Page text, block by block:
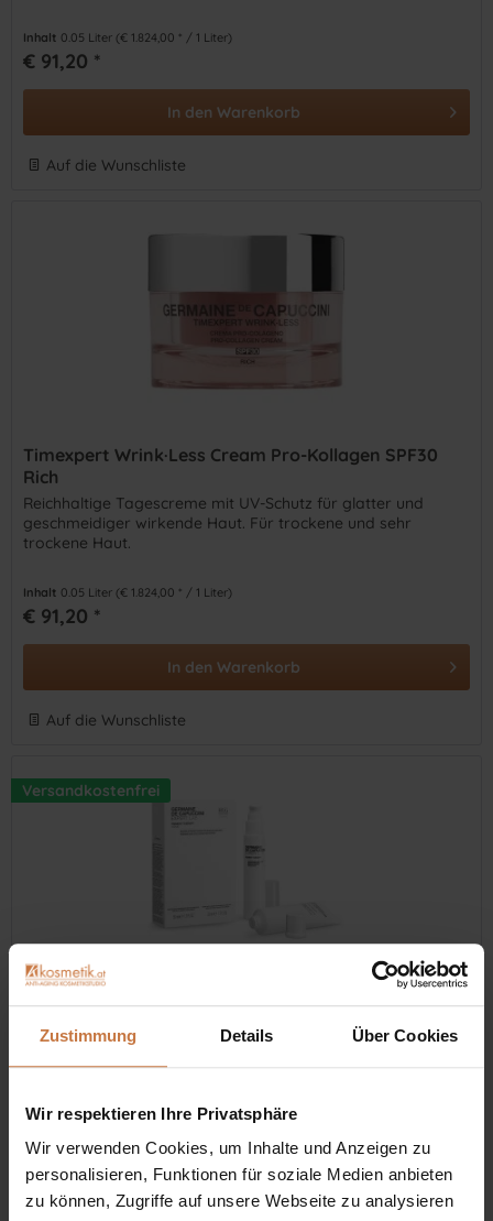
Zustimmung Details Über Cookies
Wir respektieren Ihre Privatsphäre
Wir verwenden Cookies, um Inhalte und Anzeigen zu
personalisieren, Funktionen für soziale Medien anbieten
zu können, Zugriffe auf unsere Webseite zu analysieren
Inhalt 0.05 Liter (€ 1.824,00 * / 1 Liter)
€ 91,20 *
In den Warenkorb
Auf die Wunschliste
Timexpert Wrink·Less Cream Pro-Kollagen SPF30
Rich
Reichhaltige Tagescreme mit UV-Schutz für glatter und
geschmeidiger wirkende Haut. Für trockene und sehr
trockene Haut.
Inhalt 0.05 Liter (€ 1.824,00 * / 1 Liter)
€ 91,20 *
In den Warenkorb
Auf die Wunschliste
Versandkostenfrei
Expert LAB Pigment Therapy System Set /...
Inhalt0.1 Liter(€ 1.953,00 * / 1 Liter)
€ 195,30 *